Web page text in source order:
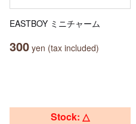
EASTBOY ミニチャーム
300 yen (tax included)
Stock: △